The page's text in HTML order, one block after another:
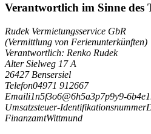
Verantwortlich im Sinne des
Rudek Vermietungsservice GbR
(Vermittlung von Ferienunterkünften)
Verantwortlich: Renko Rudek
Alter Sielweg 17 A
26427 Bensersiel
Telefon04971 912667
Emaili1n5f3o6@6h5a3p7p9y9-6b4e1
Umsatzsteuer-Identifikationsnummer
FinanzamtWittmund